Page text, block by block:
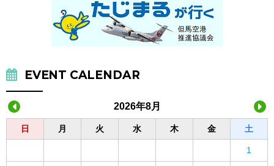
EVENT CALENDAR
2026年8月
日 月 火 水 木 金 土
1